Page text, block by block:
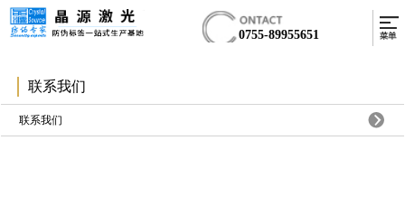
0755-89955651
联系我们
联系我们